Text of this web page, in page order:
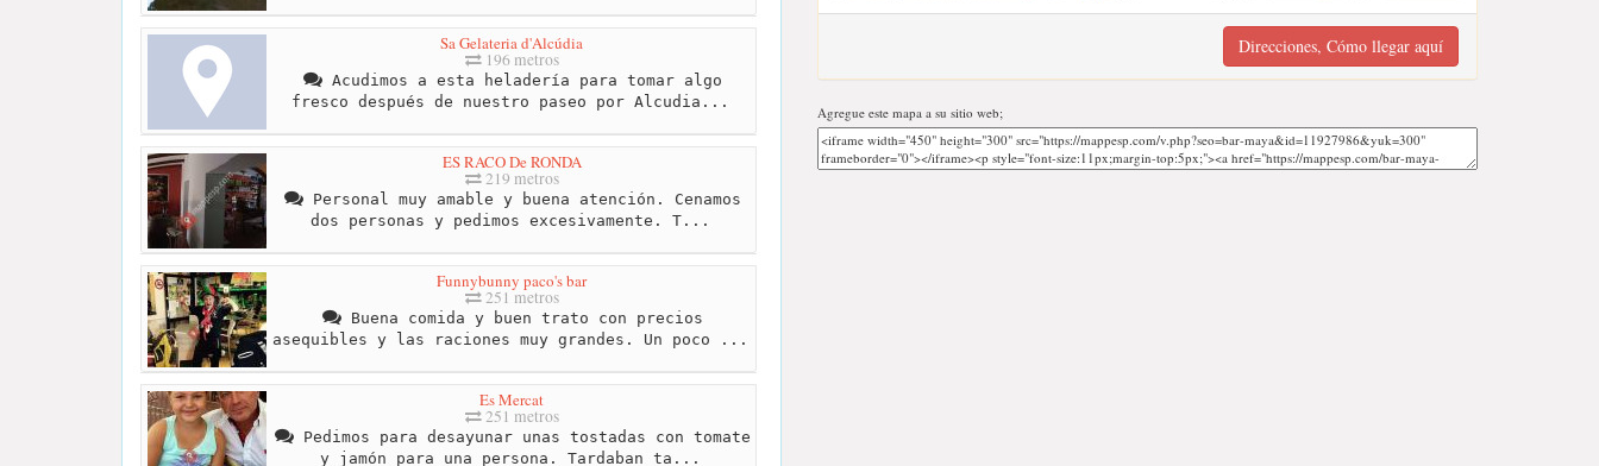
Sa Gelateria d'Alcúdia
196 metros
Acudimos a esta heladería para tomar algo
fresco después de nuestro paseo por Alcudia...
ES RACO De RONDA
219 metros
Personal muy amable y buena atención. Cenamos
dos personas y pedimos excesivamente. T...
Funnybunny paco's bar
251 metros
Buena comida y buen trato con precios
asequibles y las raciones muy grandes. Un poco ...
Es Mercat
251 metros
Pedimos para desayunar unas tostadas con tomate
y jamón para una persona. Tardaban ta...
Direcciones, Cómo llegar aquí
Agregue este mapa a su sitio web;